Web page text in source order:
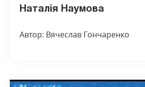
Наталія Наумова
Автор: Вячеслав Гончаренко